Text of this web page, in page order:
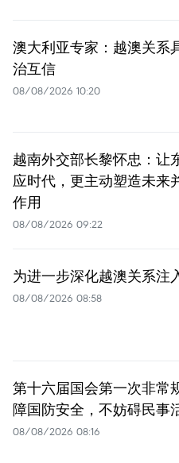
澳大利亚专家：越澳关系
治互信
08/08/2026 10:20
越南外交部长黎怀忠：让
应时代，更主动塑造未来
作用
08/08/2026 09:22
为进一步深化越澳关系注
08/08/2026 08:58
第十六届国会第一次非常
障国防安全，不妨碍民事
08/08/2026 08:16